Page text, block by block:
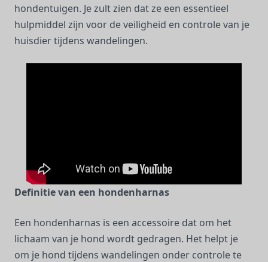
hondentuigen. Je zult zien dat ze een essentieel
hulpmiddel zijn voor de veiligheid en controle van je
huisdier tijdens wandelingen.
Definitie van een hondenharnas
Een hondenharnas is een accessoire dat om het
lichaam van je hond wordt gedragen. Het helpt je
om je hond tijdens wandelingen onder controle te